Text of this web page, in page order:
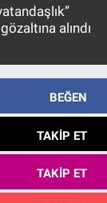
alındı
BEĞEN
TAKIP ET
TAKIP ET